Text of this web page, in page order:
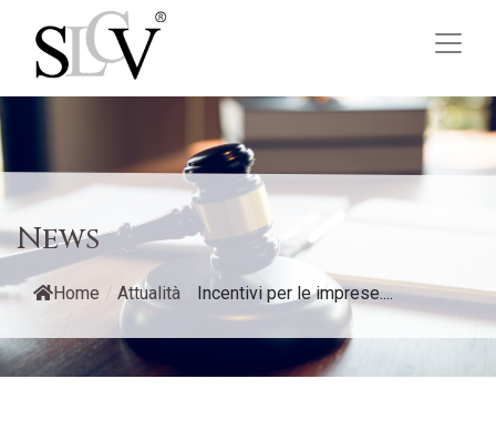
News
Home / Attualità Incentivi per le imprese....